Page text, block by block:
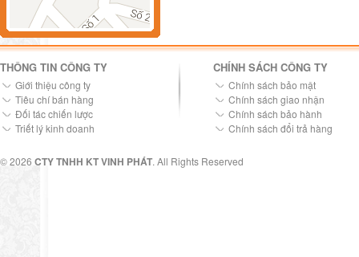
THÔNG TIN CÔNG TY
Giới thiệu công ty
Tiêu chí bán hàng
Đối tác chiến lược
Triết lý kinh doanh
CHÍNH SÁCH CÔNG TY
Chính sách bảo mật
Chính sách giao nhận
Chính sách bảo hành
Chính sách đổi trả hàng
© 2026 CTY TNHH KT VINH PHÁT. All Rights Reserved